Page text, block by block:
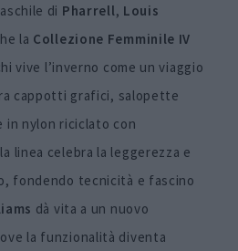
di Pharrell, Louis
la Collezione Femminile IV
vive l’inverno come un viaggio
cappotti grafici, salopette
in nylon riciclato con
linea celebra la leggerezza e
fondendo tecnicità e fascino
dà vita a un nuovo
la funzionalità diventa